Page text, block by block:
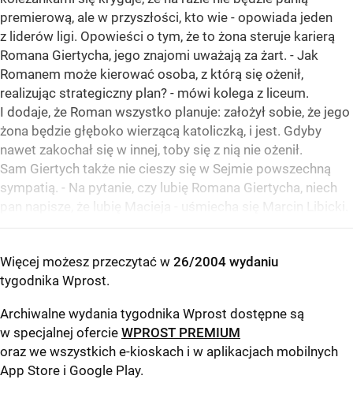
premierową, ale w przyszłości, kto wie - opowiada jeden
z liderów ligi. Opowieści o tym, że to żona steruje karierą
Romana Giertycha, jego znajomi uważają za żart. - Jak
Romanem może kierować osoba, z którą się ożenił,
realizując strategiczny plan? - mówi kolega z liceum.
I dodaje, że Roman wszystko planuje: założył sobie, że jego
żona będzie głęboko wierzącą katoliczką, i jest. Gdyby
nawet zakochał się w innej, toby się z nią nie ożenił.
Sam Giertych także nie cieszy się w Sejmie powszechną
sympatią. - Na pytanie, czy lubię Romana Giertycha, niech
pan napisze, że lubię Macieja - uśmiecha się Marcin Libicki.
Więcej możesz przeczytać w 26/2004 wydaniu
tygodnika Wprost.
Archiwalne wydania tygodnika Wprost dostępne są
w specjalnej ofercie WPROST PREMIUM
oraz we wszystkich e-kioskach i w aplikacjach mobilnych
App Store i Google Play.